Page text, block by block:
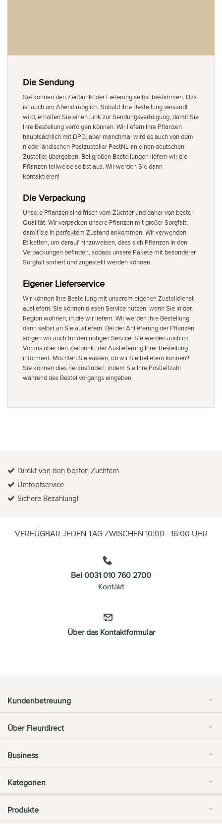
Die Sendung
Sie können den Zeitpunkt der Lieferung selbst bestimmen. Das
ist auch am Abend möglich. Sobald Ihre Bestellung versandt
wird, erhalten Sie einen Link zur Sendungsverfolgung, damit Sie
Ihre Bestellung verfolgen können. Wir liefern Ihre Pflanzen
hauptsächlich mit DPD, aber manchmal wird es auch von dem
niederländischen Postzusteller PostNL an einen deutschen
Zusteller übergeben. Bei großen Bestellungen liefern wir die
Pflanzen teilweise selbst aus. Wir werden Sie dann
kontaktieren!
Die Verpackung
Unsere Pflanzen sind frisch vom Züchter und daher von bester
Qualität. Wir verpacken unsere Pflanzen mit großer Sorgfalt,
damit sie in perfektem Zustand ankommen. Wir verwenden
Etiketten, um darauf hinzuweisen, dass sich Pflanzen in den
Verpackungen befinden, sodass unsere Pakete mit besonderer
Sorgfalt sortiert und zugestellt werden können.
Eigener Lieferservice
Wir können Ihre Bestellung mit unserem eigenen Zustelldienst
ausliefern. Sie können diesen Service nutzen, wenn Sie in der
Region wohnen, in die wir liefern. Wir werden Ihre Bestellung
dann selbst an Sie ausliefern. Bei der Anlieferung der Pflanzen
sorgen wir auch für den nötigen Service. Sie werden auch im
Voraus über den Zeitpunkt der Auslieferung Ihrer Bestellung
informiert. Möchten Sie wissen, ob wir Sie beliefern können?
Sie können dies herausfinden, indem Sie Ihre Postleitzahl
während des Bestellvorgangs eingeben.
Direkt von den besten Züchtern
Umtopfservice
Sichere Bezahlung!
VERFÜGBAR JEDEN TAG ZWISCHEN 10:00 - 16:00 UHR
Bel 0031 010 760 2700
Kontakt
Über das Kontaktformular
Kundenbetreuung
Über Fleurdirect
Business
Kategorien
Produkte